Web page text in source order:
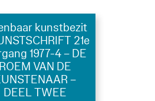
kunstbezit
21e
1977-4 – DE
ROEM VAN DE
–
DEEL TWEE